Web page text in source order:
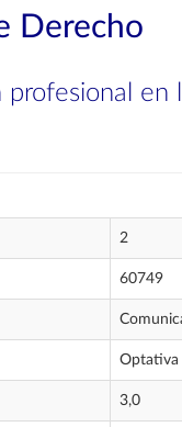
Derecho
profesional en
2
60749
Optativa
3,0